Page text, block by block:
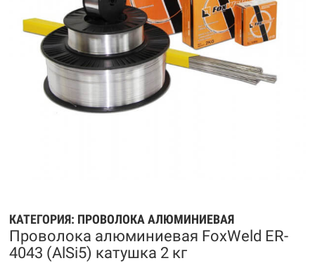
КАТЕГОРИЯ: ПРОВОЛОКА АЛЮМИНИЕВАЯ
Проволока алюминиевая FoxWeld ER-
4043 (AlSi5) катушка 2 кг